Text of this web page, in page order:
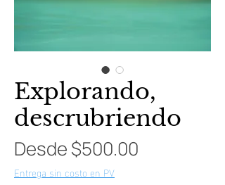
Explorando,
descrubriendo
Desde$500.00
Entrega sin costo en PV